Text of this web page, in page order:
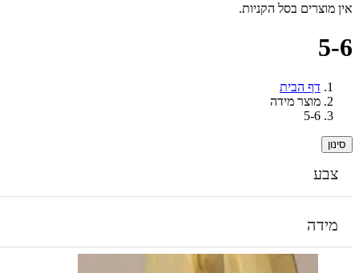
אין מוצרים בסל הקניות.
5-6
דף הבית
מוצר מידה
5-6
סינון
צבע
מידה